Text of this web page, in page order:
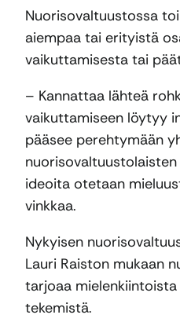
Nuorisovaltuustossa
aiempaa tai erityistä
vaikuttamisesta tai
– Kannattaa lähteä
vaikuttamiseen löytyy
pääsee perehtymään
nuorisovaltuustolaisten
ideoita otetaan
vinkkaa.
Nykyisen
Lauri Raiston mukaan
tarjoaa
tekemistä.